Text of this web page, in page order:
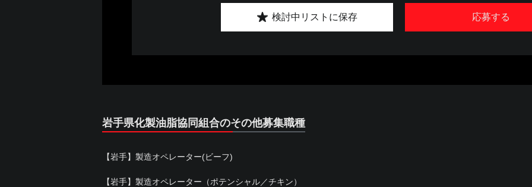
応募する
検討中リストに保存
岩手県化製油脂協同組合のその他募集職種
【岩手】製造オペレーター(ビーフ)
【岩手】製造オペレーター（ポテンシャル／チキン）